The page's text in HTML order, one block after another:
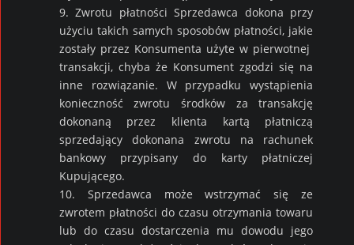
9. Zwrotu płatności Sprzedawca dokona przy
użyciu takich samych sposobów płatności, jakie
zostały przez Konsumenta użyte w pierwotnej
transakcji, chyba że Konsument zgodzi się na
inne rozwiązanie. W przypadku wystąpienia
konieczność zwrotu środków za transakcję
dokonaną przez klienta kartą płatniczą
sprzedający dokonana zwrotu na rachunek
bankowy przypisany do karty płatniczej
Kupującego.
10. Sprzedawca może wstrzymać się ze
zwrotem płatności do czasu otrzymania towaru
lub do czasu dostarczenia mu dowodu jego